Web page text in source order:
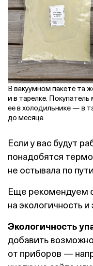
В вакуумном пакете та
и в тарелке.
ее в холодильнике — в
до месяца
Если у вас будут
понадобятся
не остывала по
Еще рекомендуем
на экологичность
Экологичность
добавить
от приборов —